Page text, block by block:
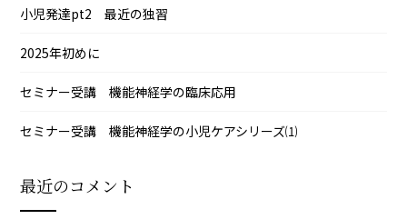
小児発達pt2 最近の独習
2025年初めに
セミナー受講 機能神経学の臨床応用
セミナー受講 機能神経学の小児ケアシリーズ⑴
最近のコメント